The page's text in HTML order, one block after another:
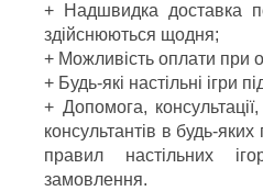
+ Надшвидка доставка
здійснюються щодня;
+ Можливість оплати при
+ Будь-які настільні ігри
+ Допомога,
консультантів в будь-
правил настільних
замовлення.